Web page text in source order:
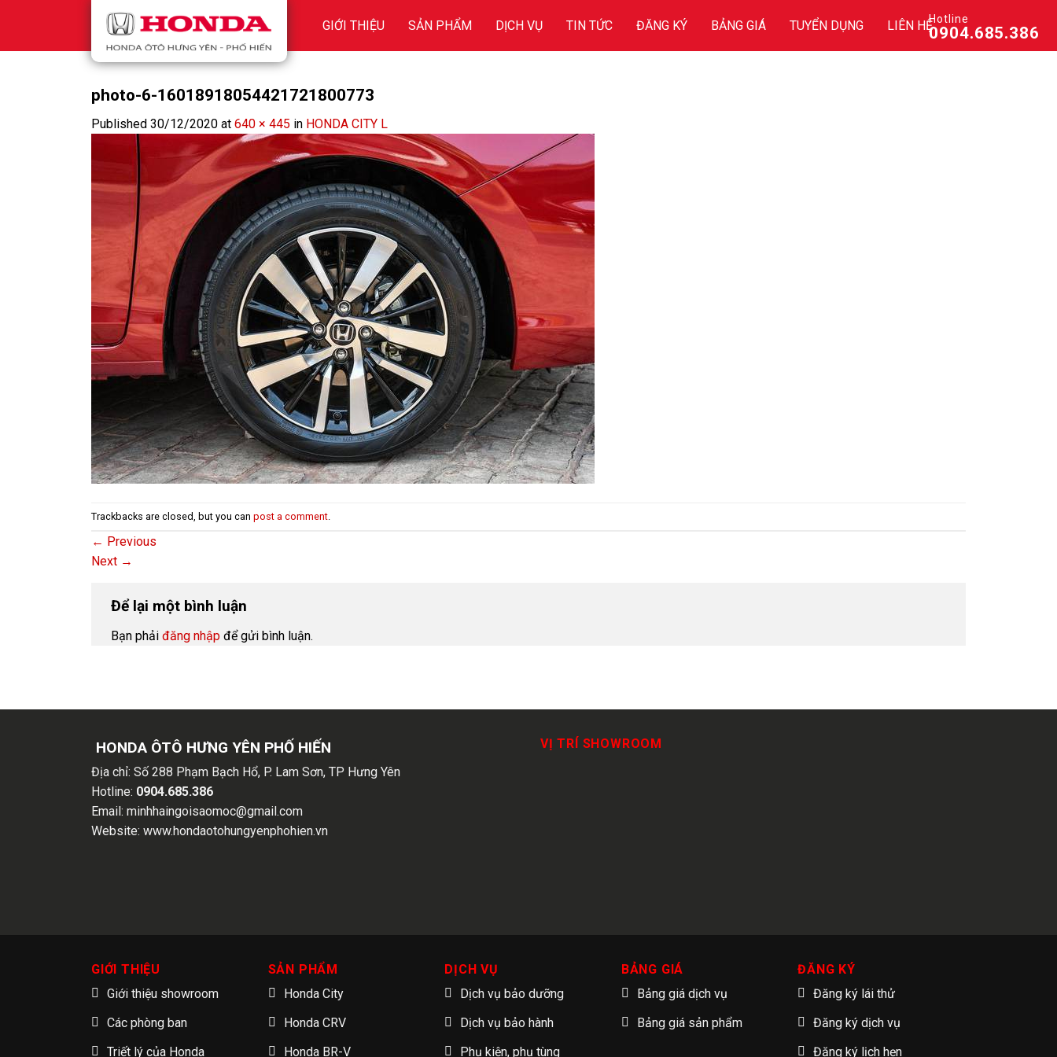
content
GIỚI THIỆU SẢN PHẨM DỊCH VỤ TIN TỨC ĐĂNG KÝ BẢNG GIÁ TUYỂN DỤNG LIÊN HỆHotline
0904.685.386
photo-6-16018918054421721800773
Published 30/12/2020 at 640 × 445 in HONDA CITY L
Trackbacks are closed, but you can post a comment
← Previous
Next →
Để lại một bình luận
Bạn phải đăng nhập để gửi bình luận.
HONDA ÔTÔ HƯNG YÊN PHỐ HIẾN
Địa chỉ: Số 288 Phạm Bạch Hổ, P. Lam Sơn, TP Hưng Yên
Hotline: 0904.685.386
Email: minhhaingoisaomoc@gmail.com
Website: www.hondaotohungyenphohien.vn
VỊ TRÍ SHOWROOM
GIỚI THIỆU
Giới thiệu showroom
Các phòng ban
Triết lý của Honda
SẢN PHẨM
Honda City
Honda CRV
Honda BR-V
DỊCH VỤ
Dịch vụ bảo dưỡng
Dịch vụ bảo hành
Phụ kiện, phụ tùng
BẢNG GIÁ
Bảng giá dịch vụ
Bảng giá sản phẩm
ĐĂNG KÝ
Đăng ký lái thử
Đăng ký dịch vụ
Đăng ký lịch hẹn